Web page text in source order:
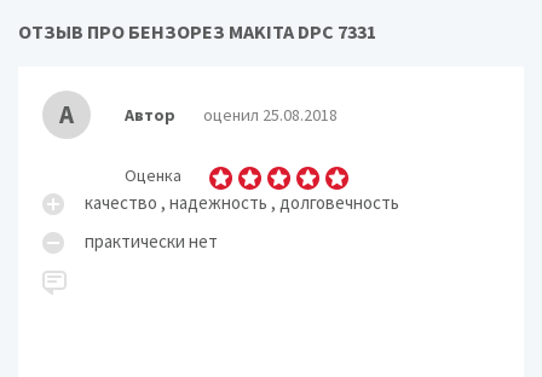
ОТЗЫВ ПРО БЕНЗОРЕЗ MAKITA DPC 7331
А Автор оценил 25.08.2018
Оценка
качество , надежность , долговечность
практически нет